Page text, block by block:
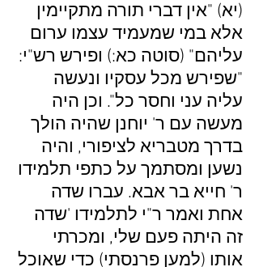
(יא) "אין דברי תורה מתקיימין
אלא במי שמעמיד עצמו ערום
עליהם" (סוטה כא:) ופירש רש"י:
"שפירש מכל עסקיו ונעשה
עליה עני וחסר כל". וכן היה
מעשה עם ר' יוחנן שהיה הולך
בדרך מטבריא לציפורי, והיה
נשען ומסתמך על כתפי תלמידו
ר' חייא בר אבא. עברו שדה
אחת ואמר ר"י לתלמידו 'שדה
זה היתה פעם שלי, ומכרתי
אותו (למען פרנסתי) כדי שאוכל